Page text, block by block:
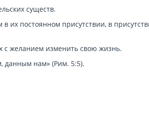
существ.
постоянном присутствии, в
с желанием изменить свою жизнь.
данным нам» (Рим. 5:5).